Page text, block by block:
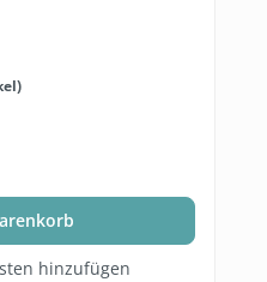
hinzufügen